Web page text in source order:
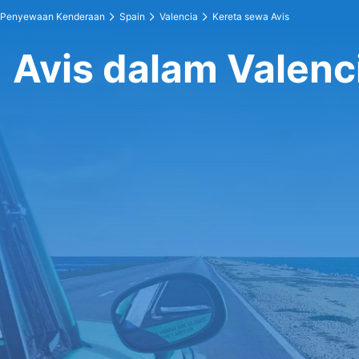
Penyewaan Kenderaan Spain Valencia Kereta sewa Avis
Avis dalam